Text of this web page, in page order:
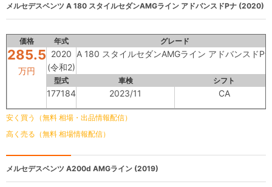
メルセデスベンツ A 180 スタイルセダンAMGライン アドバンスドPナ (2020)
価格 年式 グレード
285.5
万円
2020
(令和2)
A 180 スタイルセダンAMGライン アドバンスドP
型式 車検 シフト
177184 2023/11 CA
安く買う（無料 相場・出品情報配信）
高く売る（無料 相場情報配信）
メルセデスベンツ A200d AMGライン (2019)